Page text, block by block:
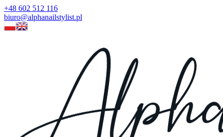
+48 602 512 116
biuro@alphanailstylist.pl